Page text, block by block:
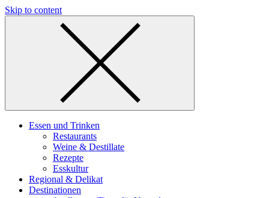
Skip to content
Essen und Trinken
Restaurants
Weine & Destillate
Rezepte
Esskultur
Regional & Delikat
Destinationen